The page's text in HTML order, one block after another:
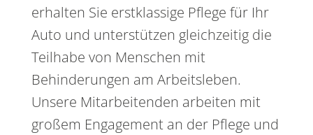
erhalten Sie erstklassige Pflege für Ihr
Auto und unterstützen gleichzeitig die
Teilhabe von Menschen mit
Behinderungen am Arbeitsleben.
Unsere Mitarbeitenden arbeiten mit
großem Engagement an der Pflege und